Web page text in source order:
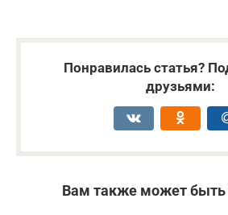
Понравилась статья?
друзьями:
Вам также может быть